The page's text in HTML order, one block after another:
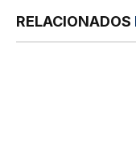
RELACIONADOS